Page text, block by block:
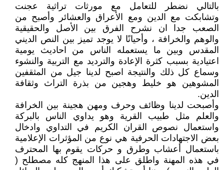
بالتالي نضطر للتعامل مع مورثات تراثية عجنت
وتشابكت مع الدين ومع الأعراق والعشائر وأصبح من
الصعب جدا ان نشرح الفرق بين الأصل والحقيقية
والوهم والخرافة ، وأحيانًا لا يوجد تميز بين النص الديني
المقدس وبين ما يستعمله الناس من احاديث يومية
اعتيادية بسبب كثرة الإعادة والترديد مع التربية والنشوء
وسماع كل ذلك والنتيجة اصبح لدينا جيل من المثقفين
المشوهين هو خليط وهجين من بذرة التراث وثقافة
الدين.
وأصبحت لدينا وظائف وحرف ومهن هجينة بين الخرافة
والعلم مثل طبيب القرية وهو يداوي الناس بالبركة
واستعمال نصوص القران الكريم في التداوي وادخال
بعض الاجتهادات الحرفية هي نوع من المؤثرات الإعلامية
باستعمال أعشاب وطرق و حركات يقوم بها المحترف
في هذه المهنة واطلق على هذا المنهج كله مصطلح (